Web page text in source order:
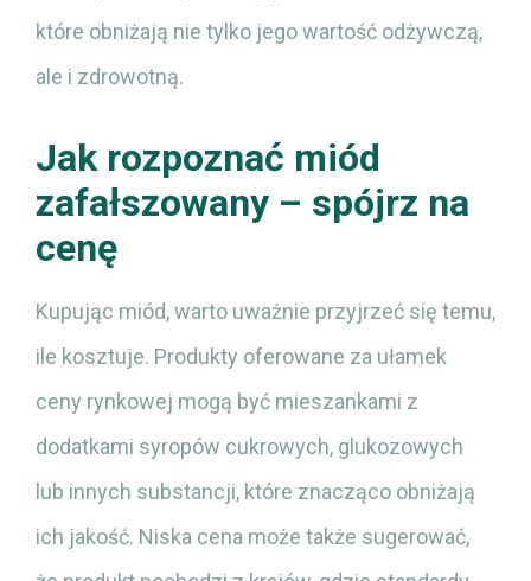
które obniżają nie tylko jego wartość odżywczą,
ale i zdrowotną.
Jak rozpoznać miód
zafałszowany – spójrz na
cenę
Kupując miód, warto uważnie przyjrzeć się temu,
ile kosztuje. Produkty oferowane za ułamek
ceny rynkowej mogą być mieszankami z
dodatkami syropów cukrowych, glukozowych
lub innych substancji, które znacząco obniżają
ich jakość. Niska cena może także sugerować,